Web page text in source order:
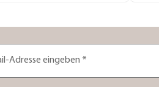
Adresse eingeben *